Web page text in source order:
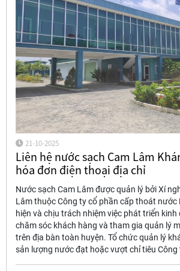
21-10-2025
Liên hệ nước sạch Cam Lâm
hóa đơn điện thoại địa chỉ
Nước sạch Cam Lâm được quản lý bởi Xí
Lâm thuộc Công ty cổ phần cấp thoát nước
hiện và chịu trách nhiệm việc phát triển kinh
chăm sóc khách hàng và tham gia quản lý
trên địa bàn toàn huyện. Tổ chức quản lý
sản lượng nước đạt hoặc vượt chỉ tiêu Công